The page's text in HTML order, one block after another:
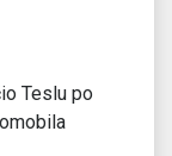
Teslu po